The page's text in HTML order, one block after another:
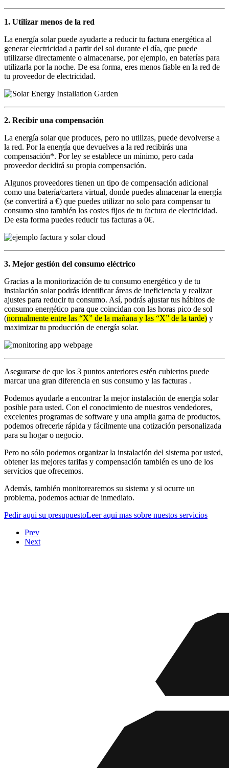
1. Utilizar menos de la red
La energía solar puede ayudarte a reducir tu factura energética al
generar electricidad a partir del sol durante el día, que puede
utilizarse directamente o almacenarse, por ejemplo, en baterías para
utilizarla por la noche. De esa forma, eres menos fiable en la red de
tu proveedor de electricidad.
2. Recibir una compensación
La energía solar que produces, pero no utilizas, puede devolverse a
la red. Por la energía que devuelves a la red recibirás una
compensación*. Por ley se establece un mínimo, pero cada
proveedor decidirá su propia compensación.
Algunos proveedores tienen un tipo de compensación adicional
como una batería/cartera virtual, donde puedes almacenar la energía
(se convertirá a €) que puedes utilizar no solo para compensar tu
consumo sino también los costes fijos de tu factura de electricidad.
De esta forma puedes reducir tus facturas a 0€.
3. Mejor gestión del consumo eléctrico
Gracias a la monitorización de tu consumo energético y de tu
instalación solar podrás identificar áreas de ineficiencia y realizar
ajustes para reducir tu consumo. Así, podrás ajustar tus hábitos de
consumo energético para que coincidan con las horas pico de sol
(normalmente entre las “X” de la mañana y las “X” de la tarde) y
maximizar tu producción de energía solar.
Asegurarse de que los 3 puntos anteriores estén cubiertos puede
marcar una gran diferencia en sus consumo y las facturas .
Podemos ayudarle a encontrar la mejor instalación de energía solar
posible para usted. Con el conocimiento de nuestros vendedores,
excelentes programas de software y una amplia gama de productos,
podemos ofrecerle rápida y fácilmente una cotización personalizada
para su hogar o negocio.
Pero no sólo podemos organizar la instalación del sistema por usted,
obtener las mejores tarifas y compensación también es uno de los
servicios que ofrecemos.
Además, también monitorearemos su sistema y si ocurre un
problema, podemos actuar de inmediato.
Pedir aqui su presupuestoLeer aqui mas sobre nuestos servicios
Prev
Next